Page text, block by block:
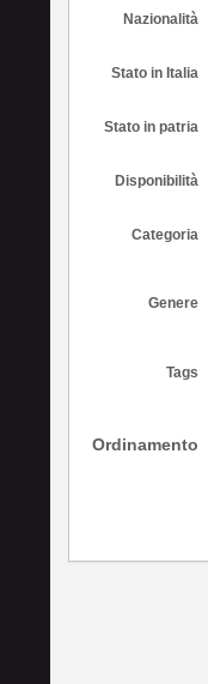
Nazionalità
Stato in Italia
Stato in patria
Disponibilità
Categoria
Genere
Tags
Ordinamento